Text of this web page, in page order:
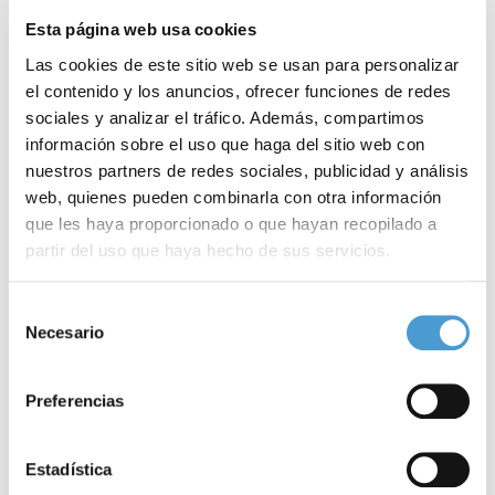
Esta página web usa cookies
Las cookies de este sitio web se usan para personalizar
el contenido y los anuncios, ofrecer funciones de redes
sociales y analizar el tráfico. Además, compartimos
información sobre el uso que haga del sitio web con
nuestros partners de redes sociales, publicidad y análisis
web, quienes pueden combinarla con otra información
que les haya proporcionado o que hayan recopilado a
partir del uso que haya hecho de sus servicios.
de cookies
Necesario
Preferencias
Estadística
Noticias